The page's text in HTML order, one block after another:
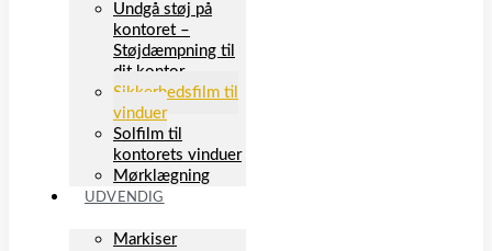
Undgå støj på
kontoret –
Støjdæmpning til
dit kontor
Sikkerhedsfilm til
vinduer
Solfilm til
kontorets vinduer
Mørklægning
UDVENDIG
Markiser